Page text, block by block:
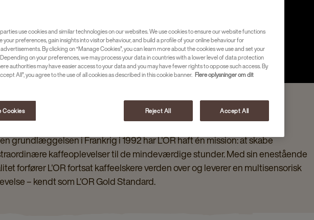
HISTORIEN OM L'OR
grundlæggelsen i Frankrig i 1992 har L'OR haft én mission: at skabe
kaffeoplevelser til de mindeværdige stunder. Med sin enestående
forfører L'OR fortsat kaffeelskere verden over og leverer en multisensorisk
– kendt som L'OR Gold Standard.
use cookies and similar technologies on our websites. We use cookies to ensure our website functions
your preferences, gain insights into visitor behaviour, and build a profile of your online behaviour for
By clicking on “Manage Cookies”, you can learn more about the cookies we use and set your
on your preferences, we may process your data in countries with a lower level of data protection
authorities may have easier access to your data and you may have fewer rights to oppose such access. By
All”, you agree to the use of all cookies as described in this cookie banner. Flere oplysninger om dit
Cookies Reject All Accept All